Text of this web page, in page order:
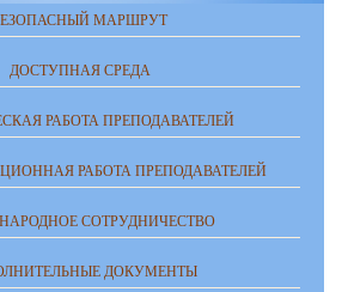
МАРШРУТ
ДОСТУПНАЯ СРЕДА
РАБОТА ПРЕПОДАВАТЕЛЕЙ
РАБОТА ПРЕПОДАВАТЕЛЕЙ
СОТРУДНИЧЕСТВО
ДОКУМЕНТЫ